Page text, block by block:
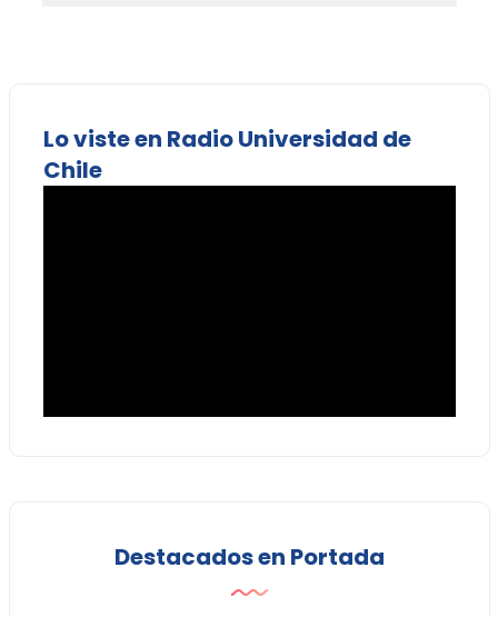
Lo viste en Radio Universidad de
Chile
Destacados en Portada